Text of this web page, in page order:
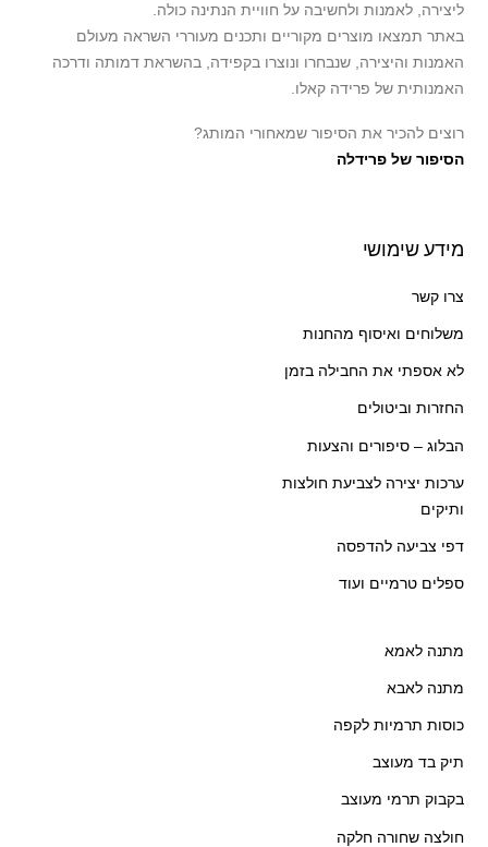
ליצירה, לאמנות ולחשיבה על חוויית הנתינה כולה.
באתר תמצאו מוצרים מקוריים ותכנים מעוררי השראה מעולם
האמנות והיצירה, שנבחרו ונוצרו בקפידה, בהשראת דמותה ודרכה
האמנותית של פרידה קאלו.
רוצים להכיר את הסיפור שמאחורי המותג?
הסיפור של פרידלה
מידע שימושי
צרו קשר
משלוחים ואיסוף מהחנות
לא אספתי את החבילה בזמן
החזרות וביטולים
הבלוג – סיפורים והצעות
ערכות יצירה לצביעת חולצות
ותיקים
דפי צביעה להדפסה
ספלים טרמיים ועוד
מתנה לאמא
מתנה לאבא
כוסות תרמיות לקפה
תיק בד מעוצב
בקבוק תרמי מעוצב
חולצה שחורה חלקה